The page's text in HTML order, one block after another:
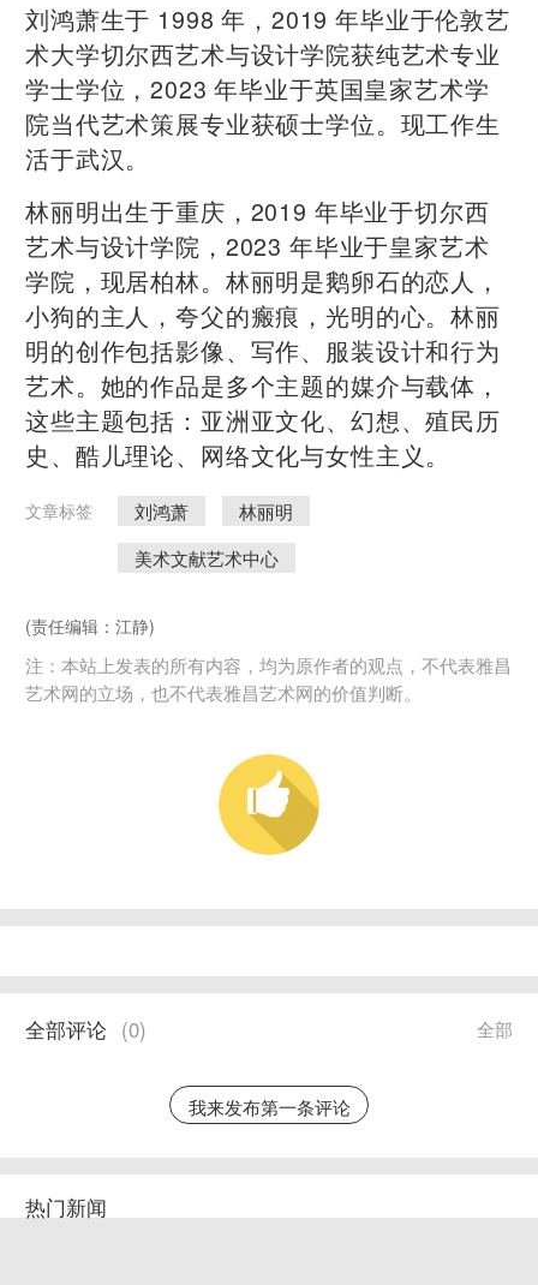
刘鸿萧生于 1998 年，2019 年毕业于伦敦艺
术大学切尔西艺术与设计学院获纯艺术专业
学士学位，2023 年毕业于英国皇家艺术学
院当代艺术策展专业获硕士学位。现工作生
活于武汉。
林丽明出生于重庆，2019 年毕业于切尔⻄
艺术与设计学院，2023 年毕业于皇家艺术
学院，现居柏林。林丽明是鹅卵石的恋人，
⼩狗的主人，夸⽗的瘢痕，光明的心。林丽
明的创作包括影像、写作、服装设计和⾏为
艺术。她的作品是多个主题的媒介与载体，
这些主题包括：亚洲亚文化、幻想、殖⺠历
史、酷⼉理论、⽹络文化与⼥性主义。
文章标签 刘鸿萧
林丽明
美术文献艺术中心
(责任编辑：江静)
注：本站上发表的所有内容，均为原作者的观点，不代表雅昌
艺术网的立场，也不代表雅昌艺术网的价值判断。
全部
全部评论 (0)
我来发布第一条评论
热门新闻